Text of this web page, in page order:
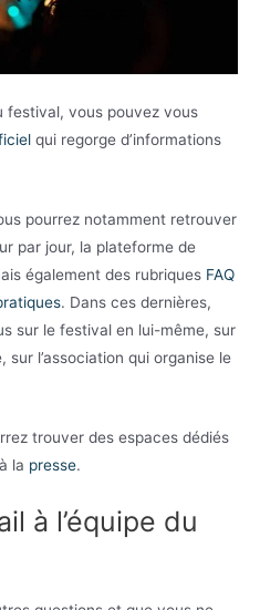
festival, vous pouvez vous
qui regorge d’informations
pourrez notamment retrouver
par jour, la plateforme de
également des rubriques FAQ
. Dans ces dernières,
sur le festival en lui-même, sur
sur l’association qui organise le
trouver des espaces dédiés
la presse.
à l’équipe du